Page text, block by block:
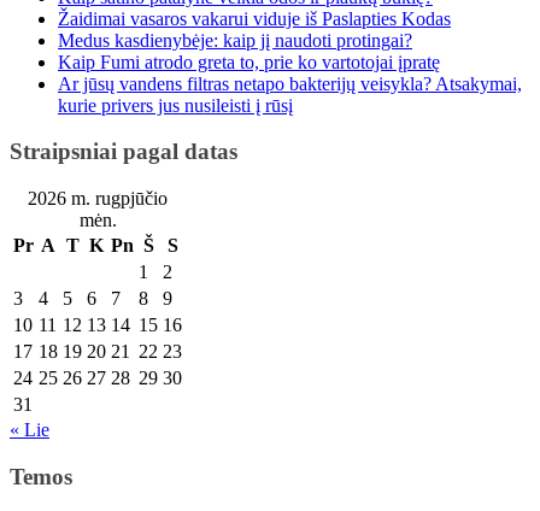
Žaidimai vasaros vakarui viduje iš Paslapties Kodas
Medus kasdienybėje: kaip jį naudoti protingai?
Kaip Fumi atrodo greta to, prie ko vartotojai įpratę
Ar jūsų vandens filtras netapo bakterijų veisykla? Atsakymai,
kurie privers jus nusileisti į rūsį
Straipsniai pagal datas
2026 m. rugpjūčio
mėn.
Pr A T K Pn Š
S
1
2
3
4 5 6 7 8
9
10 11 12 13 14 15 16
17 18 19 20 21 22 23
24 25 26 27 28 29 30
31
« Lie
Temos